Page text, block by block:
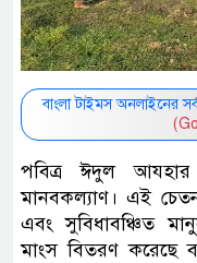
বাংলা টাইমস অনলাইনের
পবিত্র ঈদুল
মানবকল্যাণ। এই
এবং সুবিধাবঞ্চিত
মাংস বিতরণ করেছে